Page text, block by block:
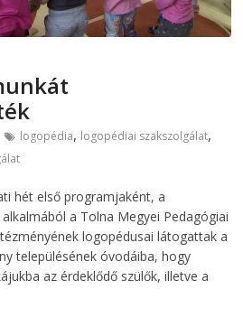
logopédia, logopédiai szakszolgálat,
hét első programjaként, a
a Tolna Megyei Pedagógiai
logopédusai látogattak a
településének óvodáiba, hogy
az érdeklődő szülők, illetve a